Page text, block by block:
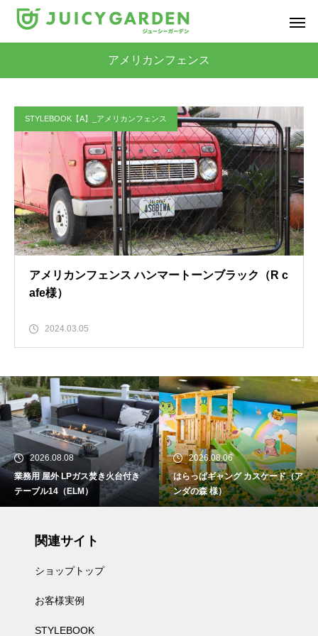
アメリカンフェンス
STYLEBOOK【A】_アメリカンフェンス
アメリカンフェンス ハンマートーンブラック（R c
afe様）
2024.03.05
2026.08.08
業務用 屋外 LPガス焚き火台付き
テーブル14（ELM）
2026.08.06
はらっぱギャング カスケード（ア
ンダの森 様）
関連サイト
ショップトップ
お客様実例
STYLEBOOK